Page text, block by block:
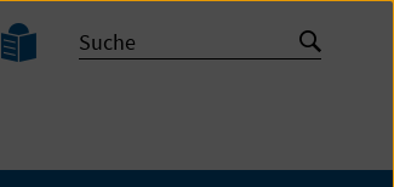
Leichte
Sprache
Suche
Suche
starten